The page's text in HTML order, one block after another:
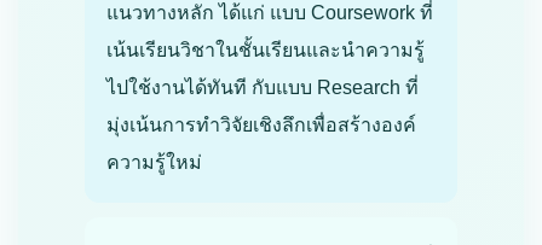
แนวทางหลัก ได้แก่ แบบ Coursework ที่
เน้นเรียนวิชาในชั้นเรียนและนำความรู้
ไปใช้งานได้ทันที กับแบบ Research ที่
มุ่งเน้นการทำวิจัยเชิงลึกเพื่อสร้างองค์
ความรู้ใหม่